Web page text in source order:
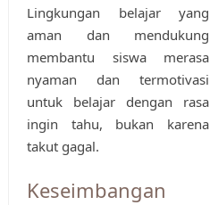
Lingkungan belajar yang
aman dan mendukung
membantu siswa merasa
nyaman dan termotivasi
untuk belajar dengan rasa
ingin tahu, bukan karena
takut gagal.
Keseimbangan